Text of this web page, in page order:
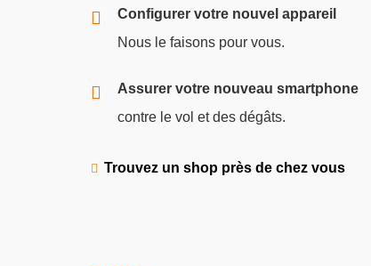
Configurer votre nouvel appareil
Nous le faisons pour vous.
Assurer votre nouveau smartphone
contre le vol et des dégâts.
Trouvez un shop près de chez vous